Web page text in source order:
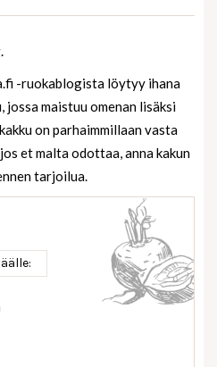
-ruokablogista löytyy ihana
jossa maistuu omenan lisäksi
on parhaimmillaan vasta
et malta odottaa, anna kakun
tarjoilua.